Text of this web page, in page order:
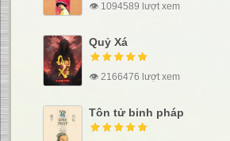
👁 1094589 lượt xem
Quỷ Xá
👁 2166476 lượt xem
Tôn tử binh pháp